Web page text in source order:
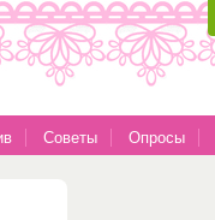
Советы Опросы